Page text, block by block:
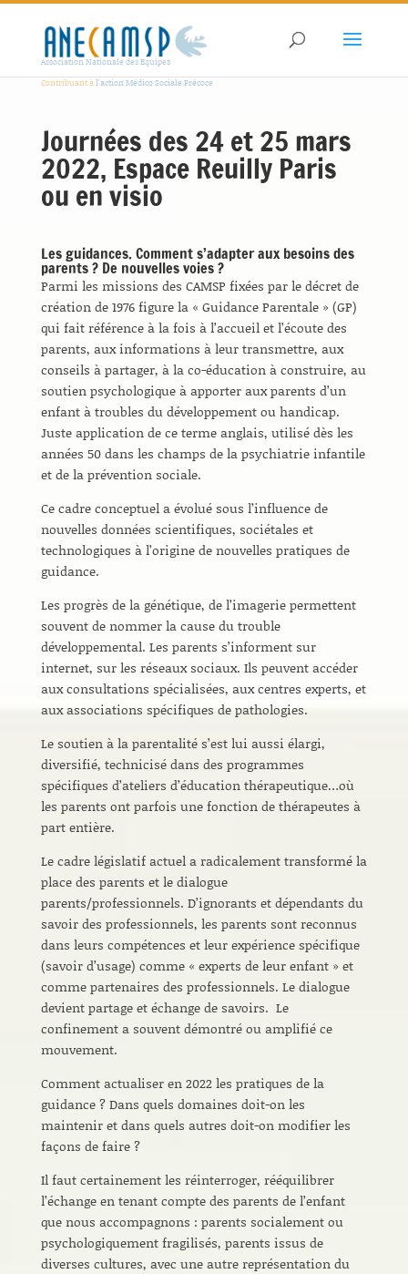
Association Nationale des Equipes
Contribuant àl'action Médico Sociale Précoce
Journées des 24 et 25 mars
2022, Espace Reuilly Paris
ou en visio
Les guidances. Comment s’adapter aux besoins des
parents ? De nouvelles voies ?
Parmi les missions des CAMSP fixées par le décret de
création de 1976 figure la « Guidance Parentale » (GP)
qui fait référence à la fois à l’accueil et l’écoute des
parents, aux informations à leur transmettre, aux
conseils à partager, à la co-éducation à construire, au
soutien psychologique à apporter aux parents d’un
enfant à troubles du développement ou handicap.
Juste application de ce terme anglais, utilisé dès les
années 50 dans les champs de la psychiatrie infantile
et de la prévention sociale.
Ce cadre conceptuel a évolué sous l’influence de
nouvelles données scientifiques, sociétales et
technologiques à l’origine de nouvelles pratiques de
guidance.
Les progrès de la génétique, de l’imagerie permettent
souvent de nommer la cause du trouble
développemental. Les parents s’informent sur
internet, sur les réseaux sociaux. Ils peuvent accéder
aux consultations spécialisées, aux centres experts, et
aux associations spécifiques de pathologies.
Le soutien à la parentalité s’est lui aussi élargi,
diversifié, technicisé dans des programmes
spécifiques d’ateliers d’éducation thérapeutique…où
les parents ont parfois une fonction de thérapeutes à
part entière.
Le cadre législatif actuel a radicalement transformé la
place des parents et le dialogue
parents/professionnels. D’ignorants et dépendants du
savoir des professionnels, les parents sont reconnus
dans leurs compétences et leur expérience spécifique
(savoir d’usage) comme « experts de leur enfant » et
comme partenaires des professionnels. Le dialogue
devient partage et échange de savoirs. Le
confinement a souvent démontré ou amplifié ce
mouvement.
Comment actualiser en 2022 les pratiques de la
guidance ? Dans quels domaines doit-on les
maintenir et dans quels autres doit-on modifier les
façons de faire ?
Il faut certainement les réinterroger, rééquilibrer
l’échange en tenant compte des parents de l’enfant
que nous accompagnons : parents socialement ou
psychologiquement fragilisés, parents issus de
diverses cultures, avec une autre représentation du